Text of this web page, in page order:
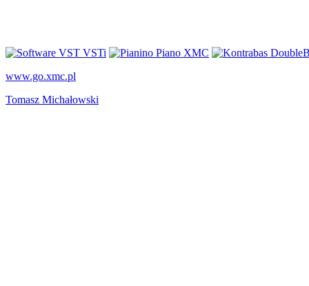
www.go.xmc.pl
Tomasz Michałowski